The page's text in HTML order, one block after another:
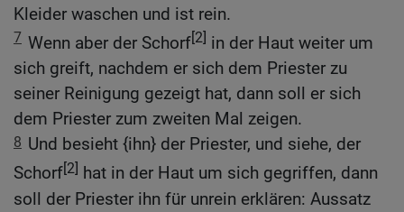
Kleider waschen und ist rein.
7 Wenn aber der Schorf[2] in der Haut weiter um
sich greift, nachdem er sich dem Priester zu
seiner Reinigung gezeigt hat, dann soll er sich
dem Priester zum zweiten Mal zeigen.
8 Und besieht {ihn} der Priester, und siehe, der
Schorf[2] hat in der Haut um sich gegriffen, dann
soll der Priester ihn für unrein erklären: Aussatz